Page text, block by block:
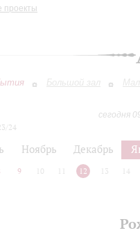
проекты
Большой зал
сегодня
24
Ноябрь Декабрь
9 10 12 13 14